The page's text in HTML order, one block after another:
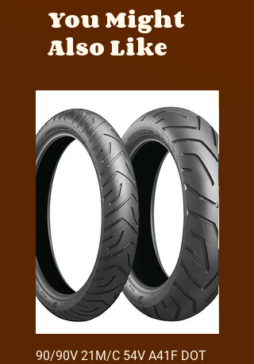
You Might
Also Like
90/90V 21M/C 54V A41F DOT